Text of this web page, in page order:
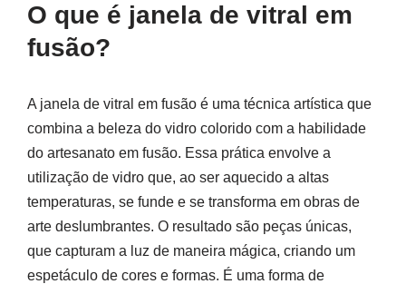
O que é janela de vitral em
fusão?
A janela de vitral em fusão é uma técnica artística que
combina a beleza do vidro colorido com a habilidade
do artesanato em fusão. Essa prática envolve a
utilização de vidro que, ao ser aquecido a altas
temperaturas, se funde e se transforma em obras de
arte deslumbrantes. O resultado são peças únicas,
que capturam a luz de maneira mágica, criando um
espetáculo de cores e formas. É uma forma de